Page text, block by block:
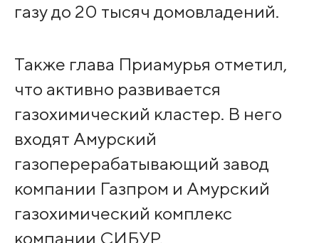
газу до 20 тысяч домовладений.
Также глава Приамурья отметил,
что активно развивается
газохимический кластер. В него
входят Амурский
газоперерабатывающий завод
компании Газпром и Амурский
газохимический комплекс
компании СИБУР.